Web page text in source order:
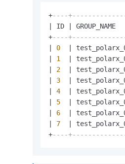
+----
ID
+----
0
1
2
3
4
5
6
7
+----